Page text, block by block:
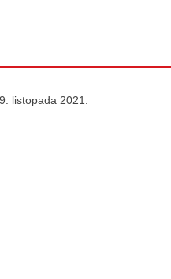
listopada 2021.